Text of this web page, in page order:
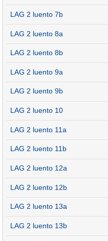
LAG 2 luento 7b
LAG 2 luento 8a
LAG 2 luento 8b
LAG 2 luento 9a
LAG 2 luento 9b
LAG 2 luento 10
LAG 2 luento 11a
LAG 2 luento 11b
LAG 2 luento 12a
LAG 2 luento 12b
LAG 2 luento 13a
LAG 2 luento 13b